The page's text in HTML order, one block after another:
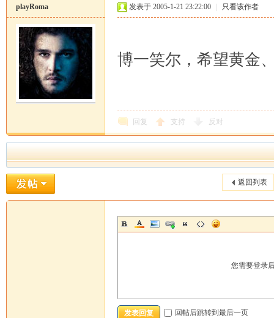
playRoma 发表于 2005-1-21 23:22:00 只看该作者
博一笑尔，希望黄金
回复 支持 反对
返回列表
您需要登录
发表回复 回帖后跳转到最后一页